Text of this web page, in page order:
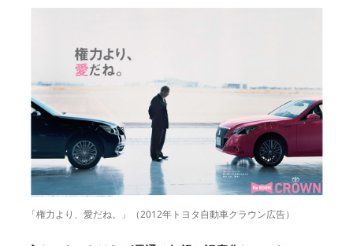
「権力より、愛だね。」（2012年トヨタ自動車クラウン広告）